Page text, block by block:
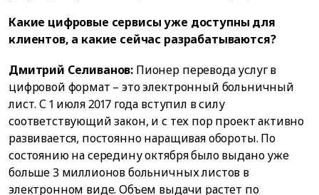
Какие цифровые сервисы уже доступны для
клиентов, а какие сейчас разрабатываются?
Дмитрий Селиванов: Пионер перевода услуг в
цифровой формат – это электронный больничный
лист. С 1 июля 2017 года вступил в силу
соответствующий закон, и с тех пор проект активно
развивается, постоянно наращивая обороты. По
состоянию на середину октября было выдано уже
больше 3 миллионов больничных листов в
электронном виде. Объем выдачи растет по